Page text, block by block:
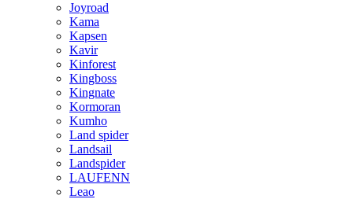
Joyroad
Kama
Kapsen
Kavir
Kinforest
Kingboss
Kingnate
Kormoran
Kumho
Land spider
Landsail
Landspider
LAUFENN
Leao